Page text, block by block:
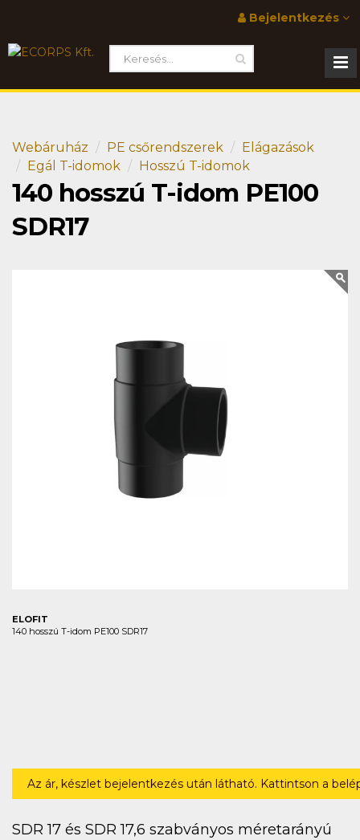
Bejelentkezés
Webáruház PE csőrendszerek
Elágazások
Egál T-idomok
Hosszú T-idomok
140 hosszú T-idom PE100
SDR17
ELOFIT
140 hosszú T-idom PE100 SDR17
Az ár, készlet bejelentkezés után látható. Kattintson a
SDR 17 és SDR 17,6 szabványos méretarányú